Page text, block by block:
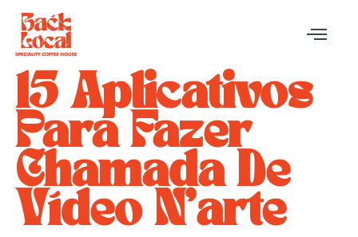
15 Aplicativos
Para Fazer
Chamada De
Vídeo N’arte